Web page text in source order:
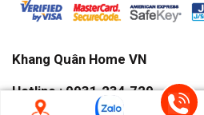
Khang Quân Home VN
Hotline : 0931.234.729